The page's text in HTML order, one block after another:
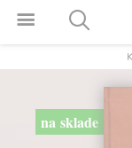
na sklade